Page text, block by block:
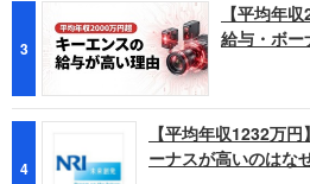
3
【平均年
給与・ボー
4
【平均年収1232万
ーナスが高いのはな